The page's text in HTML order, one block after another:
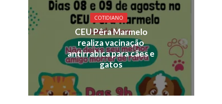
COTIDIANO
CEU Pêra Marmelo
realiza vacinação
antirrabica para cães e
gatos